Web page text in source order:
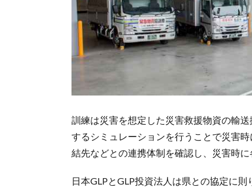
訓練は災害を想定した災害救援物資の輸
するシミュレーションを行うことで災害
結先などとの連携体制を確認し、災害時
日本GLPとGLP投資法人は県との協定に